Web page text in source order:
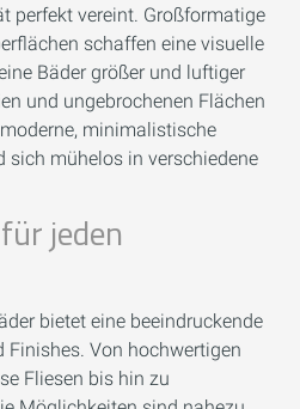
perfekt vereint. Großformatige
schaffen eine visuelle
Bäder größer und luftiger
und ungebrochenen Flächen
minimalistische
sich mühelos in verschiedene
jeden
bietet eine beeindruckende
Von hochwertigen
Fliesen bis hin zu